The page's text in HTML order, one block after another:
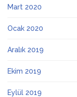
Mart 2020
Ocak 2020
Aralık 2019
Ekim 2019
Eylül 2019